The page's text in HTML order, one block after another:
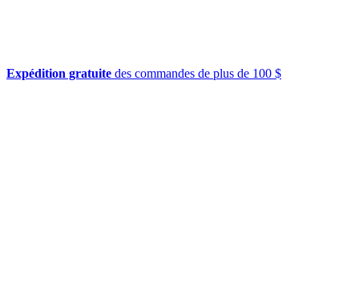
Expédition gratuite des commandes de plus de 100 $